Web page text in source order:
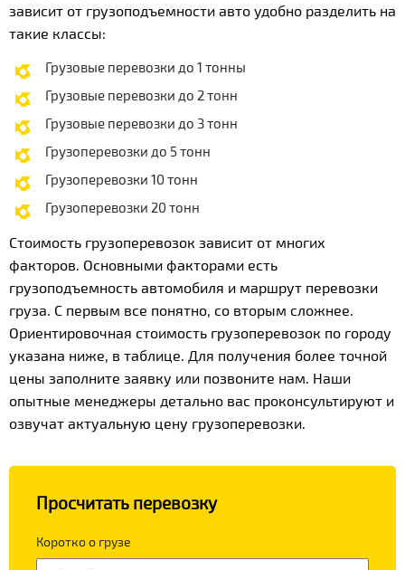
зависит от грузоподъемности авто удобно разделить на
такие классы:
Грузовые перевозки до 1 тонны
Грузовые перевозки до 2 тонн
Грузовые перевозки до 3 тонн
Грузоперевозки до 5 тонн
Грузоперевозки 10 тонн
Грузоперевозки 20 тонн
Стоимость грузоперевозок зависит от многих
факторов. Основными факторами есть
грузоподъемность автомобиля и маршрут перевозки
груза. С первым все понятно, со вторым сложнее.
Ориентировочная стоимость грузоперевозок по городу
указана ниже, в таблице. Для получения более точной
цены заполните заявку или позвоните нам. Наши
опытные менеджеры детально вас проконсультируют и
озвучат актуальную цену грузоперевозки.
Просчитать перевозку
Коротко о грузе